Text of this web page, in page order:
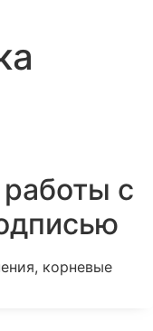
с
корневые